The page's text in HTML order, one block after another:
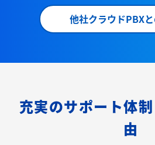
他社クラウドPBX
充実のサポート体
由